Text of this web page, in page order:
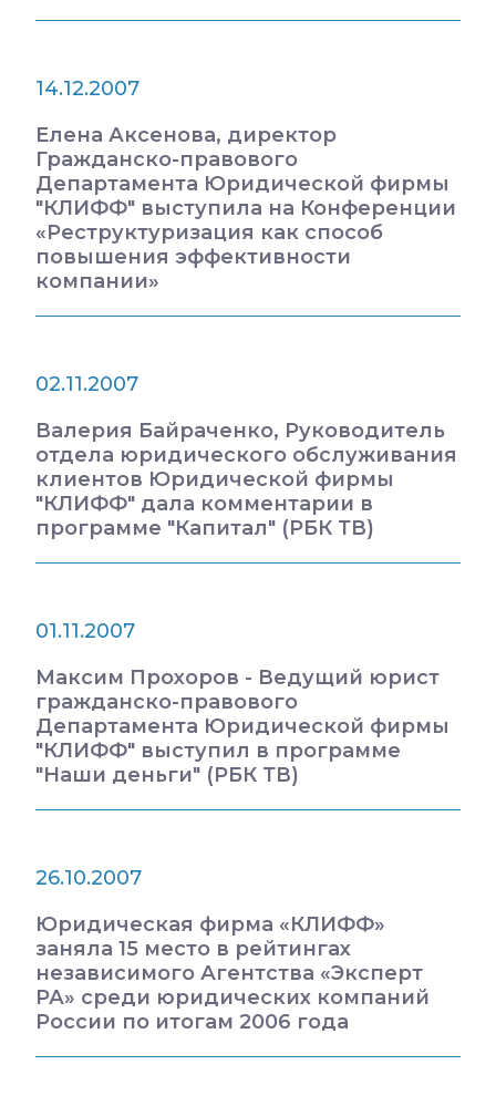
14.12.2007
Елена Аксенова, директор
Гражданско-правового
Департамента Юридической фирмы
"КЛИФФ" выступила на Конференции
«Реструктуризация как способ
повышения эффективности
компании»
02.11.2007
Валерия Байраченко, Руководитель
отдела юридического обслуживания
клиентов Юридической фирмы
"КЛИФФ" дала комментарии в
программе "Капитал" (РБК ТВ)
01.11.2007
Максим Прохоров - Ведущий юрист
гражданско-правового
Департамента Юридической фирмы
"КЛИФФ" выступил в программе
"Наши деньги" (РБК ТВ)
26.10.2007
Юридическая фирма «КЛИФФ»
заняла 15 место в рейтингах
независимого Агентства «Эксперт
РА» среди юридических компаний
России по итогам 2006 года